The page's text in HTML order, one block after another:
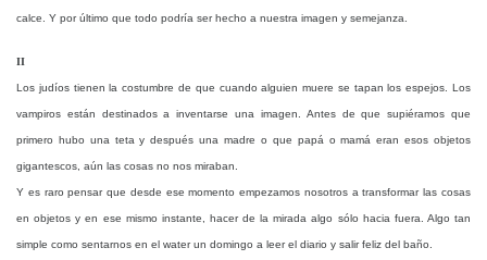
calce. Y por último que todo podría ser hecho a nuestra imagen y semejanza.
II
Los judíos tienen la costumbre de que cuando alguien muere se tapan los espejos. Los
vampiros están destinados a inventarse una imagen. Antes de que supiéramos que
primero hubo una teta y después una madre o que papá o mamá eran esos objetos
gigantescos, aún las cosas no nos miraban.
Y es raro pensar que desde ese momento empezamos nosotros a transformar las cosas
en objetos y en ese mismo instante, hacer de la mirada algo sólo hacia fuera. Algo tan
simple como sentarnos en el water un domingo a leer el diario y salir feliz del baño.